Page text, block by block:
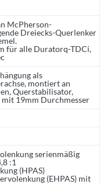
McPherson-
Dreiecks-Querlenker
für alle Duratorq-TDCi,
als
montiert an
Querstabilisator,
19mm Durchmesser
serienmäßig
:1
(HPAS)
(EHPAS) mit